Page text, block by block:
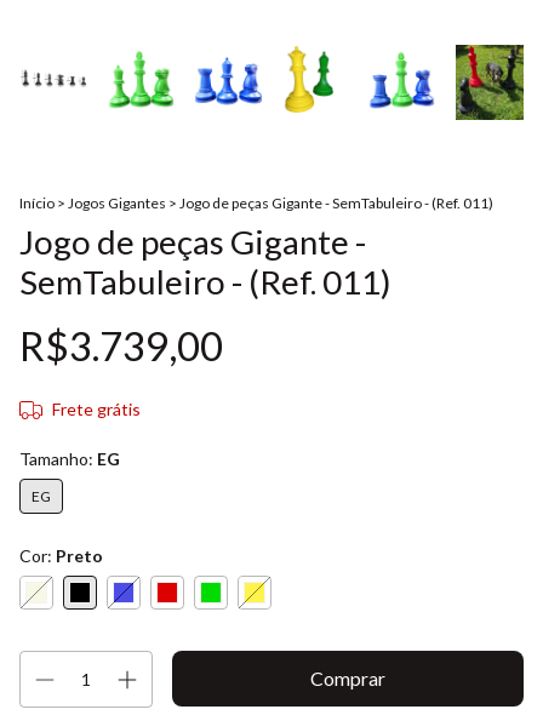
Início > Jogos Gigantes > Jogo de peças Gigante - SemTabuleiro - (Ref. 011)
Jogo de peças Gigante -
SemTabuleiro - (Ref. 011)
R$3.739,00
Frete grátis
Tamanho: EG
EG
Cor: Preto